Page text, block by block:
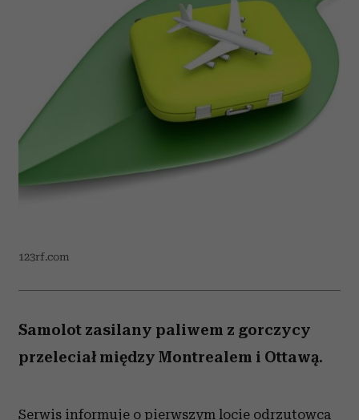
123rf.com
Samolot zasilany paliwem z gorczycy
przeleciał między Montrealem i Ottawą.
Serwis informuje o pierwszym locie odrzutowca